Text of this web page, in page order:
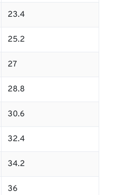
23.4
25.2
27
28.8
30.6
32.4
34.2
36